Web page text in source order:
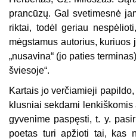
prancūzų. Gal svetimesnė
riktai, todėl geriau
mėgstamus autorius,
„nu­savina“ (jo paties
šviesoje“.
Kartais jo verčiamieji
klusniai sekdami
gyvenime paspęsti, t. y.
poetas turi apžioti tai, kas